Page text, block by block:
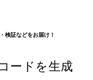
検証などをお届け！
ードを生成